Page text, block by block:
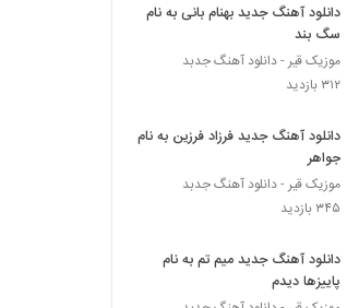
دانلود آهنگ جدید بهنام بانی به نام
سگ بند
موزیک قیر - دانلود آهنگ جدبد
۳۱۲ بازدید
دانلود آهنگ جدید فرزاد فرزین به نام
جواهر
موزیک قیر - دانلود آهنگ جدبد
۳۴۵ بازدید
دانلود آهنگ جدید میم تم به نام
پاییزها دیدم